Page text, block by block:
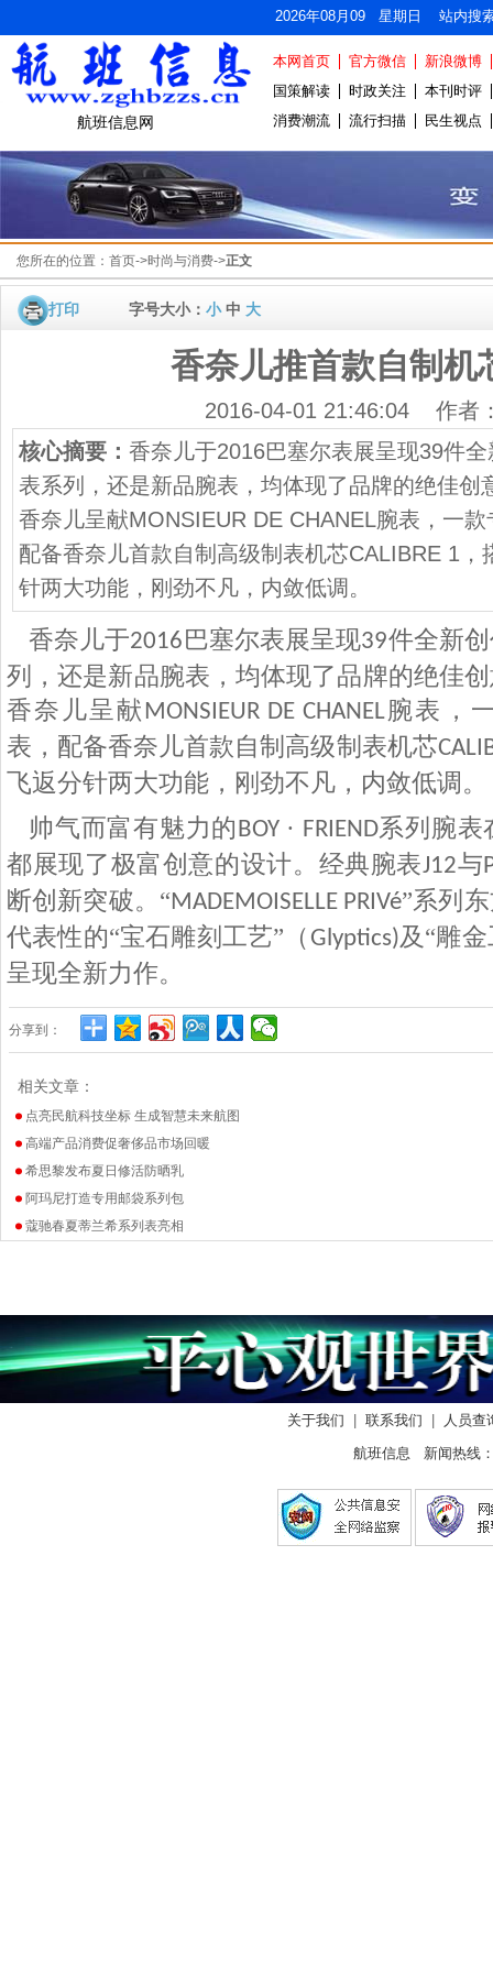
2026年08月09 星期日 站内搜
航班信息网
本网首页 官方微信
新浪微博
国策解读
时政关注
本刊时评
消费潮流
流行扫描 民生视点
您所在的位置： 首页->时尚与消费->正文
打印 字号大小： 小中 大
香奈儿推首款自制机
2016-04-01 21:46:04 作者
核心摘要： 香奈儿于2016巴塞尔表展呈现39件
表系列，还是新品腕表，均体现了品牌的绝佳创
香奈儿呈献MONSIEUR DE CHANEL腕表，一
配备香奈儿首款自制高级制表机芯CALIBRE 1，
针两大功能，刚劲不凡，内敛低调。
香奈儿于2016巴塞尔表展呈现39件全新
列，还是新品腕表，均体现了品牌的绝佳
香奈儿呈献 MONSIEUR DE CHANEL腕表，
表，配备香奈儿首款自制高级制表机芯
飞返分针两大功能，刚劲不凡，内敛低调。
帅气而富有魅力的BOY · FRIEND系列腕表
都展现了极富创意的设计。经典腕表J12与
断创新突破。“MADEMOISELLE PRIVé”系列
代表性的“宝石雕刻工艺”（ Glyptics)及“雕
呈现全新力作。
分享到：
相关文章：
点亮民航科技坐标 生成智慧未来航图
高端产品消费促奢侈品市场回暖
希思黎发布夏日修活防晒乳
阿玛尼打造专用邮袋系列包
蔻驰春夏蒂兰希系列表亮相
关于我们 联系我们
人员查
航班信息 新闻热线